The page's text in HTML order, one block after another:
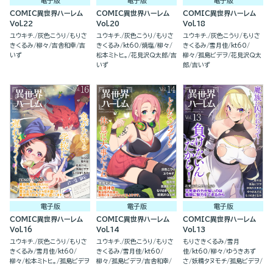
COMIC異世界ハーレム
Vol.22
ユウキチ. 灰色こうり
もりさ
きくるみ 柳々 吉舎和幸 吉
いず
COMIC異世界ハーレム
Vol.20
ユウキチ. 灰色こうり
もりさ
きくるみ
kt60 焼塩 柳々
松本ミトヒ。
花見沢Q太郎 吉
いず
COMIC異世界ハーレム
Vol.18
ユウキチ. 灰色こうり
もりさ
きくるみ 雪月佳
kt60
柳々 孤島ビデヲ 花見沢Q太
郎 吉いず
電子版
COMIC異世界ハーレム
Vol.16
ユウキチ. 灰色こうり
もりさ
きくるみ 雪月佳
kt60
柳々 松本ミトヒ。 孤島ビデヲ
電子版
COMIC異世界ハーレム
Vol.14
ユウキチ. 灰色こうり
もりさ
きくるみ 雪月佳
kt60
柳々 孤島ビデヲ 吉舎和幸
電子版
COMIC異世界ハーレム
Vol.13
もりさきくるみ 雪月
佳
kt60 柳々
ゆうきあず
さ 妖精タヌモチ 孤島ビデヲ